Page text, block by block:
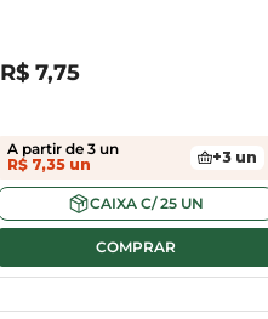
R$ 7,75
A partir de3 un
R$ 7,35 un +3 un
CAIXA C/25 UN